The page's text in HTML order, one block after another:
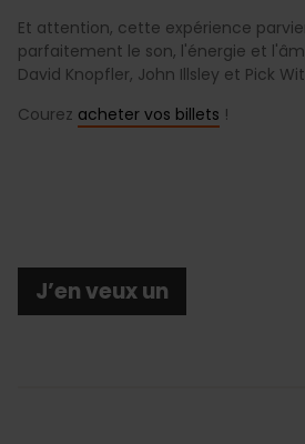
Et attention, cette expérience
parfaitement le son, l'énergie et
David Knopfler, John Illsley et Pick
Courez acheter vos billets !
J’en veux un